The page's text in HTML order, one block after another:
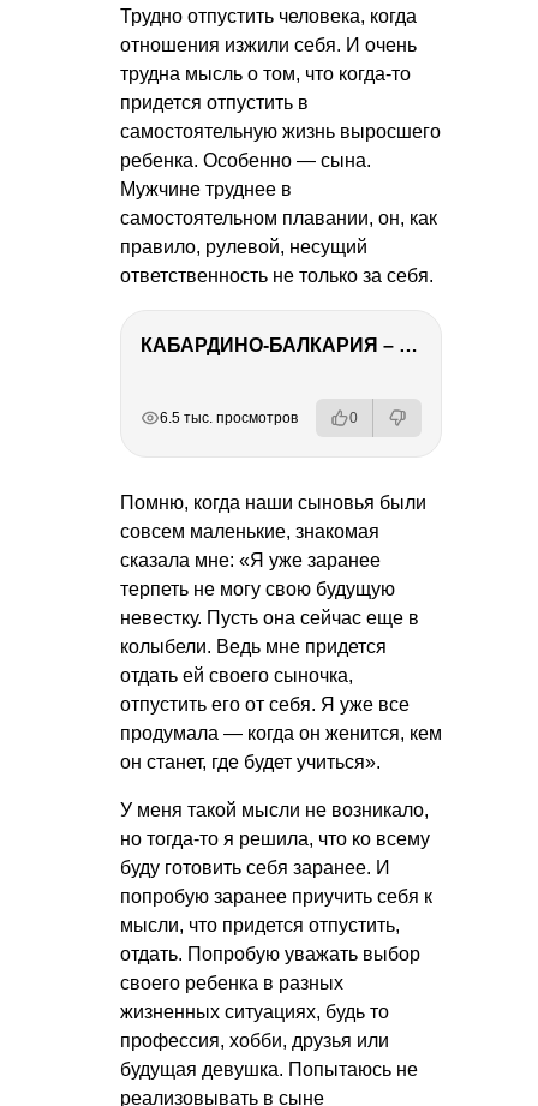
Трудно отпустить человека, когда
отношения изжили себя. И очень
трудна мысль о том, что когда-то
придется отпустить в
самостоятельную жизнь выросшего
ребенка. Особенно — сына.
Мужчине труднее в
самостоятельном плавании, он, как
правило, рулевой, несущий
ответственность не только за себя.
КАБАРДИНО-БАЛКАРИЯ – ПУТЕШЕСТВИЕ НА КАВКАЗ часть 3
6.5 тыс. просмотров 0
Помню, когда наши сыновья были
совсем маленькие, знакомая
сказала мне: «Я уже заранее
терпеть не могу свою будущую
невестку. Пусть она сейчас еще в
колыбели. Ведь мне придется
отдать ей своего сыночка,
отпустить его от себя. Я уже все
продумала — когда он женится, кем
он станет, где будет учиться».
У меня такой мысли не возникало,
но тогда-то я решила, что ко всему
буду готовить себя заранее. И
попробую заранее приучить себя к
мысли, что придется отпустить,
отдать. Попробую уважать выбор
своего ребенка в разных
жизненных ситуациях, будь то
профессия, хобби, друзья или
будущая девушка. Попытаюсь не
реализовывать в сыне